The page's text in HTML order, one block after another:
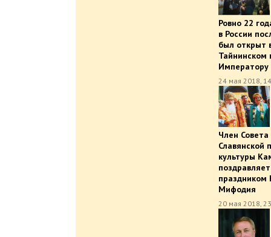
Ровно 22
в России
был открыт
Тайнинском
24 мая 2018,
Член
Славянской
культуры
праздником
Мифодия
20 мая 2018,